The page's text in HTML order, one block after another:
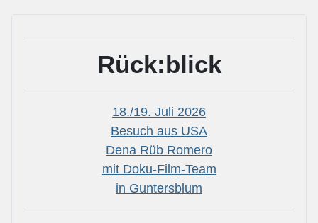
Rück:blick
18./19. Juli 2026
Besuch aus USA
Dena Rüb Romero
mit Doku-Film-Team
in Guntersblum